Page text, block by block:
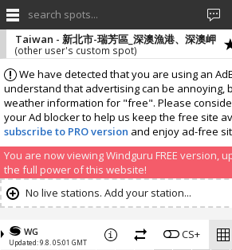
search spots...
We have detected that you are using an
understand that advertising can be annoying,
weather information for "free". Please
your Ad blocker to help us keep the free site
subscribe to PRO version and enjoy ad-free
You are now viewing Windguru FREE version,
the full power of this website!
Taiwan - 新北市-瑞芳區_深澳漁港、深澳岬
(other user's custom spot)
No live stations. Add your station...
WG
Updated: 9.8. 05:01 GMT
CS+